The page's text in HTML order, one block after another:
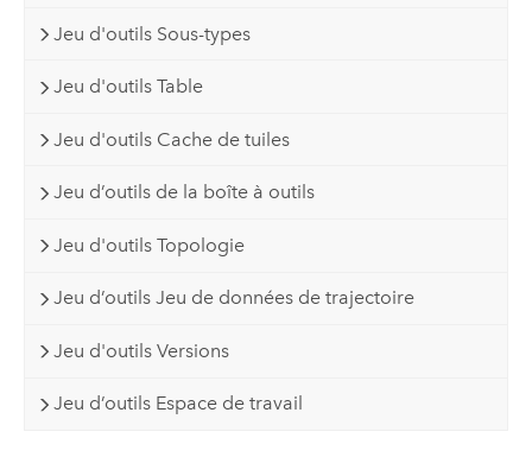
Jeu d'outils Sous-types
Jeu d'outils Table
Jeu d'outils Cache de tuiles
Jeu d’outils de la boîte à outils
Jeu d'outils Topologie
Jeu d’outils Jeu de données de trajectoire
Jeu d'outils Versions
Jeu d’outils Espace de travail